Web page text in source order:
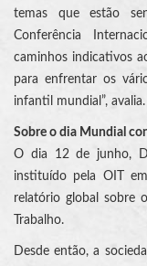
temas que estão
Conferência
caminhos indicativos
para enfrentar os
infantil mundial”, avalia.
Sobre o dia Mundial
O dia 12 de junho,
instituído pela OIT
relatório global sobre
Trabalho.
Desde então, a